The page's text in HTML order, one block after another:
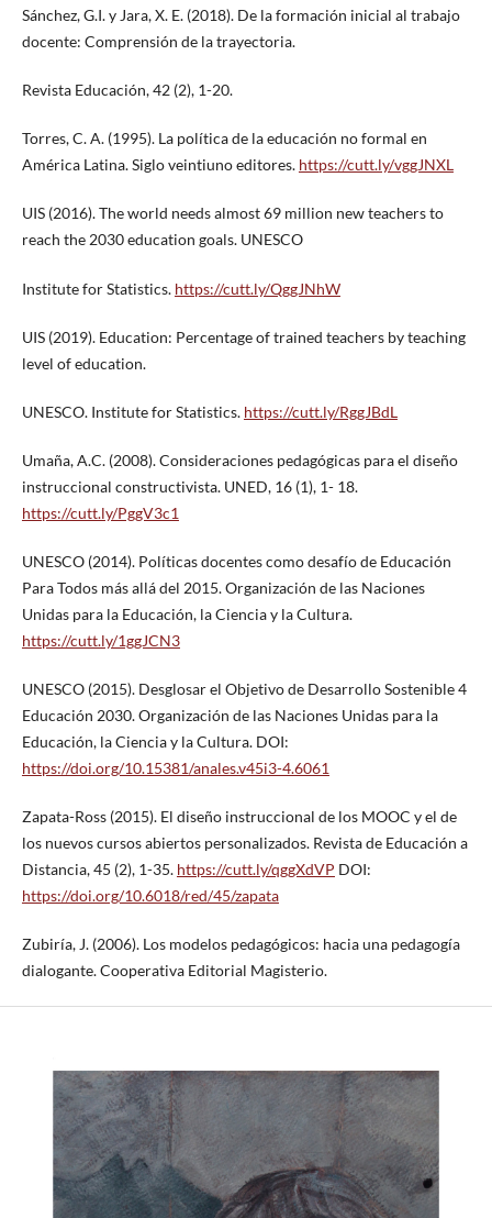
Sánchez, G.I. y Jara, X. E. (2018). De la formación inicial al trabajo
docente: Comprensión de la trayectoria.
Revista Educación, 42 (2), 1-20.
Torres, C. A. (1995). La política de la educación no formal en
América Latina. Siglo veintiuno editores. https://cutt.ly/vggJNXL
UIS (2016). The world needs almost 69 million new teachers to
reach the 2030 education goals. UNESCO
Institute for Statistics. https://cutt.ly/QggJNhW
UIS (2019). Education: Percentage of trained teachers by teaching
level of education.
UNESCO. Institute for Statistics. https://cutt.ly/RggJBdL
Umaña, A.C. (2008). Consideraciones pedagógicas para el diseño
instruccional constructivista. UNED, 16 (1), 1- 18.
https://cutt.ly/PggV3c1
UNESCO (2014). Políticas docentes como desafío de Educación
Para Todos más allá del 2015. Organización de las Naciones
Unidas para la Educación, la Ciencia y la Cultura.
https://cutt.ly/1ggJCN3
UNESCO (2015). Desglosar el Objetivo de Desarrollo Sostenible 4
Educación 2030. Organización de las Naciones Unidas para la
Educación, la Ciencia y la Cultura. DOI:
https://doi.org/10.15381/anales.v45i3-4.6061
Zapata-Ross (2015). El diseño instruccional de los MOOC y el de
los nuevos cursos abiertos personalizados. Revista de Educación a
Distancia, 45 (2), 1-35. https://cutt.ly/qggXdVP DOI:
https://doi.org/10.6018/red/45/zapata
Zubiría, J. (2006). Los modelos pedagógicos: hacia una pedagogía
dialogante. Cooperativa Editorial Magisterio.